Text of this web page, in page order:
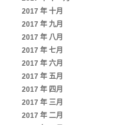
2017 年 十月
2017 年 九月
2017 年 八月
2017 年 七月
2017 年 六月
2017 年 五月
2017 年 四月
2017 年 三月
2017 年 二月